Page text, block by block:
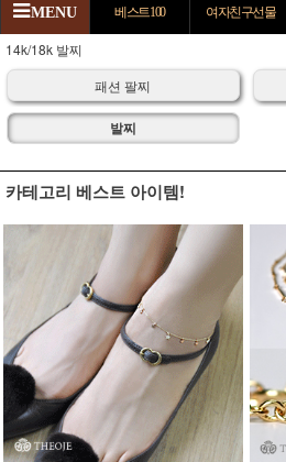
MENU 베스트100 여자친구선물
14k/18k 발찌
패션 팔찌
발찌
카테고리 베스트 아이템!